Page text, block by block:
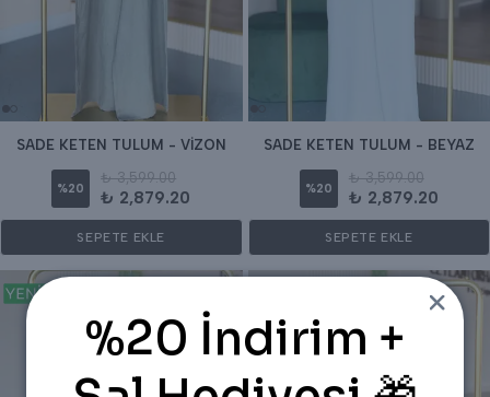
SADE KETEN TULUM - VİZON
%20
₺ 3,599.00
₺ 2,879.20
SEPETE EKLE
SADE KETEN TULUM - BEYAZ
%20
₺ 3,599.00
₺ 2,879.20
SEPETE EKLE
%20 İndirim +